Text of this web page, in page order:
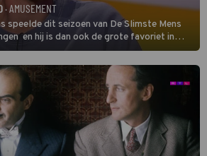
· AMUSEMENT
speelde dit seizoen van De Slimste Mens
en hij is dan ook de grote favoriet in
er is Nederlandse inbreng, want komiek
plaats aan de jurytafel.